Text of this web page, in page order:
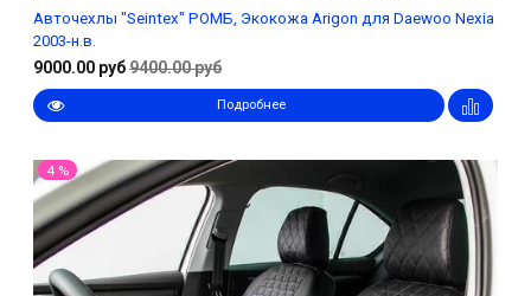
Авточехлы "Seintex" РОМБ, Экокожа Arigon для Daewoo Nexia
2003-н.в.
9000.00 руб9400.00 руб
Подробнее
4 %